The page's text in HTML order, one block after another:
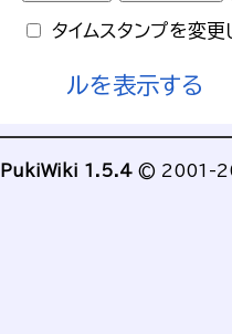
タイムスタンプを変更
ルを表示する
PukiWiki 1.5.4 © 2001-